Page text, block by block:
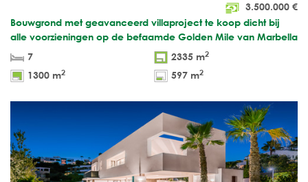
3.500.000 €
Bouwgrond met geavanceerd villaproject te koop dicht bij
alle voorzieningen op de befaamde Golden Mile van Marbella
7
2335 m2
1300 m2 597 m2